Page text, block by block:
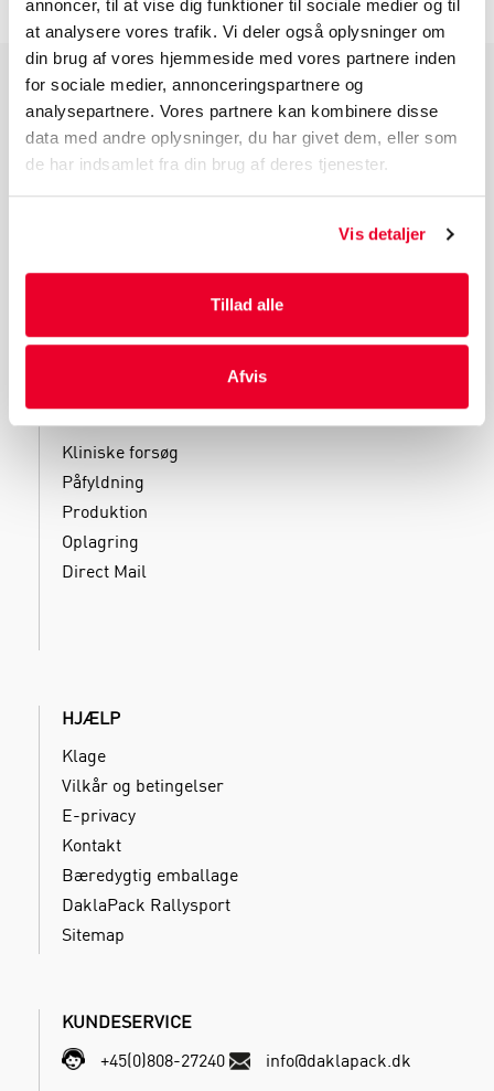
annoncer, til at vise dig funktioner til sociale medier og til
at analysere vores trafik. Vi deler også oplysninger om
din brug af vores hjemmeside med vores partnere inden
for sociale medier, annonceringspartnere og
analysepartnere. Vores partnere kan kombinere disse
data med andre oplysninger, du har givet dem, eller som
de har indsamlet fra din brug af deres tjenester.
Vis detaljer
Tillad alle
Afvis
PRODUKTGRUPPER
Industri Emballage
Reklame Emballage
Kuverter Og Emballage Til Forsendelse
SERVICES
Kliniske forsøg
Påfyldning
Produktion
Oplagring
Direct Mail
HJÆLP
Klage
Vilkår og betingelser
E-privacy
Kontakt
Bæredygtig emballage
DaklaPack Rallysport
Sitemap
KUNDESERVICE
+45(0)808-27240
info@daklapack.dk